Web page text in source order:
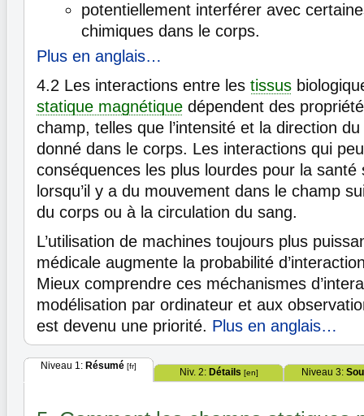
potentiellement interférer avec
chimiques dans le corps.
Plus en anglais…
4.2 Les interactions entre les tissus
statique magnétique dépendent des
champ, telles que l’intensité et la direction
donné dans le corps. Les interactions qui
conséquences les plus lourdes pour la santé
lorsqu’il y a du mouvement dans le champ
du corps ou à la circulation du sang.
L’utilisation de machines toujours plus
médicale augmente la probabilité
Mieux comprendre ces méchanismes
modélisation par ordinateur et aux
est devenu une priorité. Plus en anglais…
Niveau 1: Résumé [fr]
Niv. 2: Détails [en] Niveau 3: